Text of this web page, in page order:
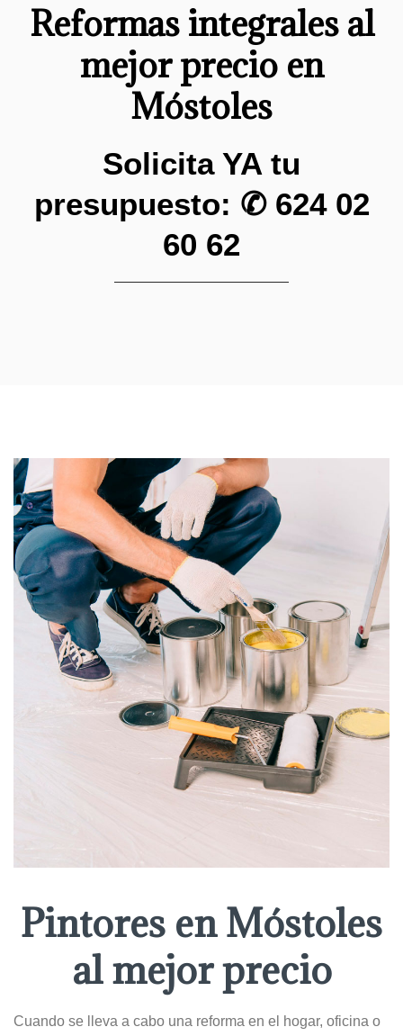
Reformas integrales al
mejor precio en
Móstoles
Solicita YA tu
presupuesto: ✆ 624 02
60 62
Pintores en Móstoles
al mejor precio
Cuando se lleva a cabo una reforma en el hogar, oficina o